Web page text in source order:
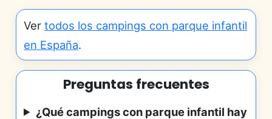
Ver todos los campings con parque infantil
en España.
Preguntas frecuentes
¿Qué campings con parque infantil hay